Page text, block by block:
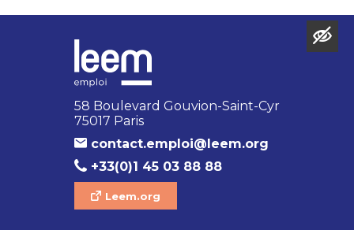
58 Boulevard Gouvion-Saint-Cyr
75017 Paris
contact.emploi@leem.org
+33(0)1 45 03 88 88
Leem.org